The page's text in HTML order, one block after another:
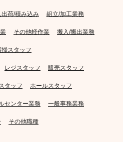
出荷/積み込み 組立/加工業務
その他軽作業 搬入/搬出業務
掃スタッフ
レジスタッフ 販売スタッフ
タッフ ホールスタッフ
センター業務 一般事務業務
その他職種